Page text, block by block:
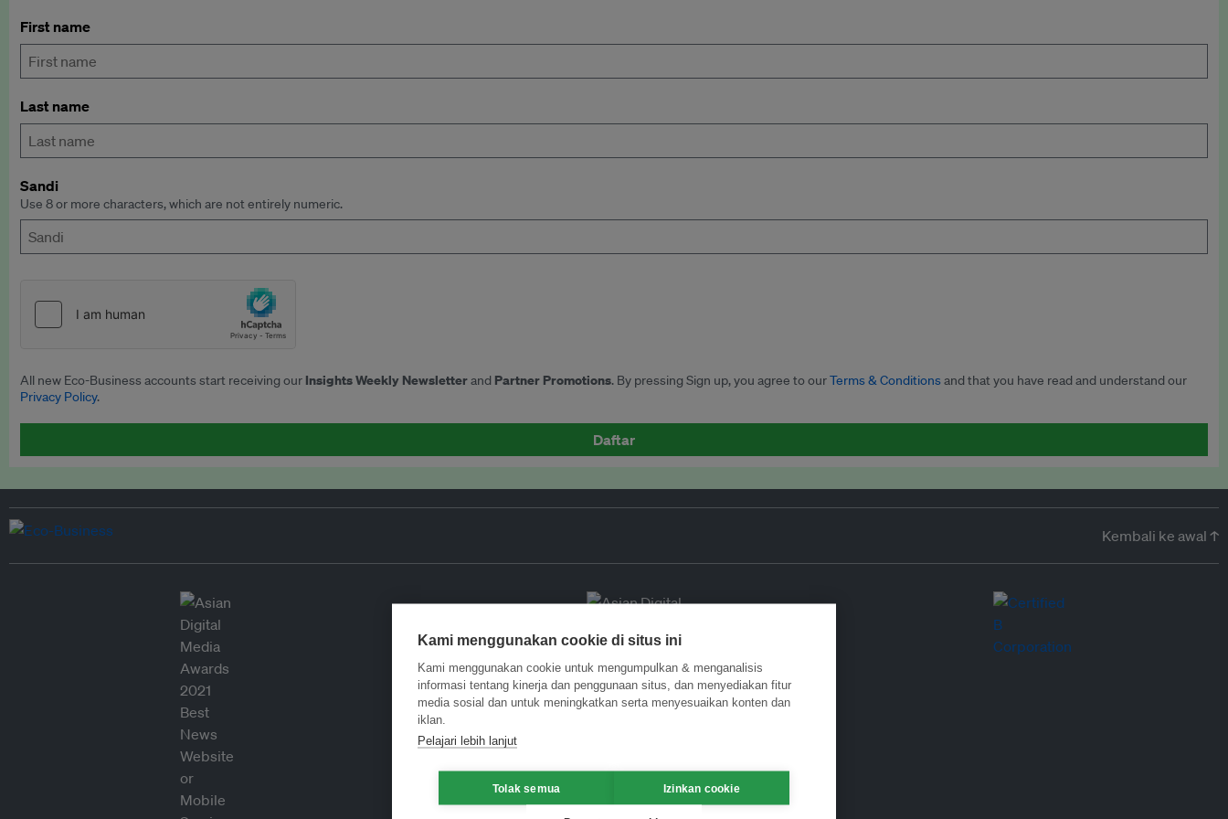
First name
Last name
Sandi
Use 8 or more characters, which are not entirely numeric.
All new Eco-Business accounts start receiving our Insights Weekly Newsletterand Partner Promotions. By pressing Sign up, you agree to ourTerms & Conditionsand that you have read and understand our
Privacy Policy.
Daftar
Kembali ke awal ↑
Kami menggunakan cookie di situs ini
Kami menggunakan cookie untuk mengumpulkan & menganalisis
informasi tentang kinerja dan penggunaan situs, dan menyediakan fitur
media sosial dan untuk meningkatkan serta menyesuaikan konten dan
iklan.
Pelajari lebih lanjut
Tolak semua Izinkan cookie